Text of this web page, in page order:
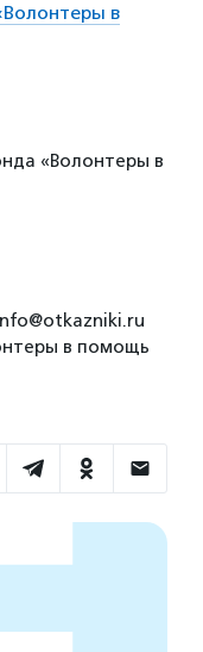
в
«Волонтеры в
в помощь